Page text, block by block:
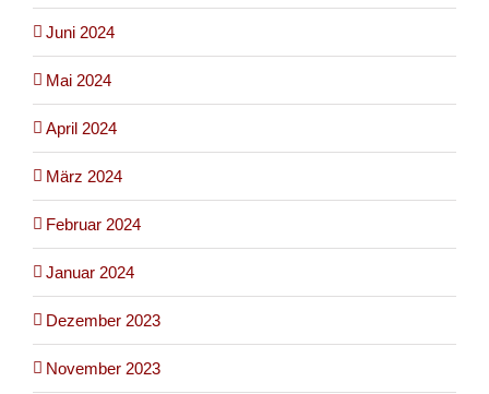
Juni 2024
Mai 2024
April 2024
März 2024
Februar 2024
Januar 2024
Dezember 2023
November 2023